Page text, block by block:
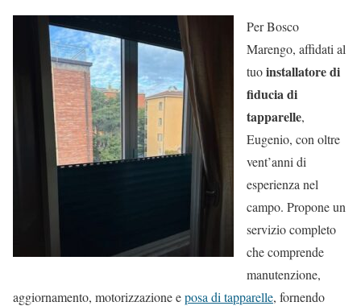
Per Bosco
Marengo, affidati al
tuoinstallatore di
fiducia di
tapparelle,
Eugenio, con oltre
vent’anni di
esperienza nel
campo. Propone un
servizio completo
che comprende
manutenzione,
aggiornamento, motorizzazione eposa di tapparelle, fornendo